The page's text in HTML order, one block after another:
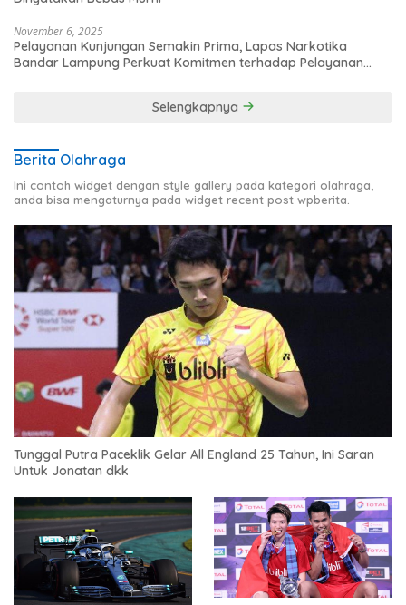
November 6, 2025
Pelayanan Kunjungan Semakin Prima, Lapas Narkotika
Bandar Lampung Perkuat Komitmen terhadap Pelayanan
Selengkapnya
Berita Olahraga
Ini contoh widget dengan style gallery pada kategori olahraga,
anda bisa mengaturnya pada widget recent post wpberita.
Tunggal Putra Paceklik Gelar All England 25 Tahun, Ini Saran
Untuk Jonatan dkk